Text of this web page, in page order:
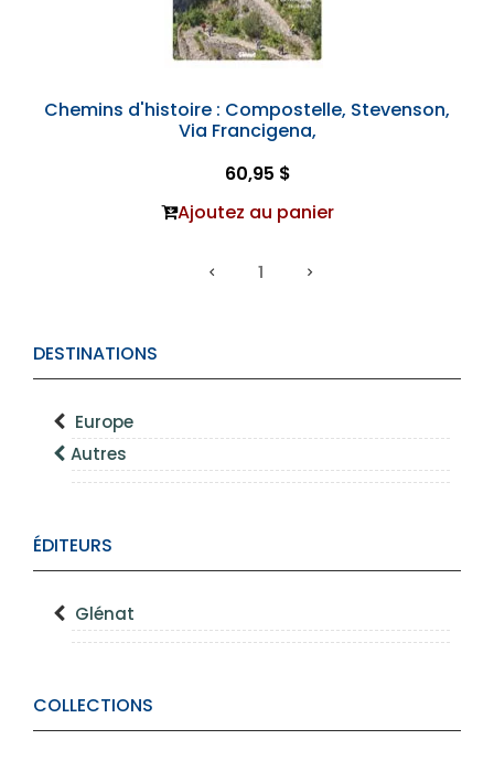
DESTINATIONS
Europe
Autres
ÉDITEURS
Glénat
COLLECTIONS
Chemins d'histoire : Compostelle, Stevenson,
Via Francigena,
60,95 $
Ajoutez au panier
1